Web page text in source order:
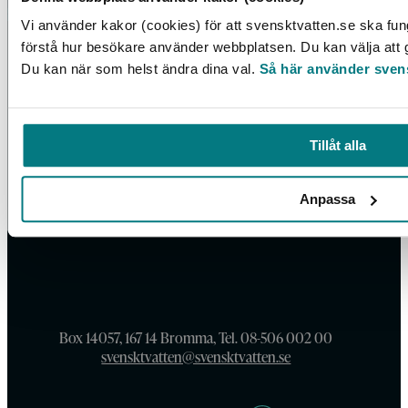
Vi använder kakor (cookies) för att svensktvatten.se ska
förstå hur besökare använder webbplatsen. Du kan välja att
Du kan när som helst ändra dina val. Så här använder
Tillåt alla
Anpassa
Box 14057, 167 14 Bromma, Tel. 08-506 002 00
svensktvatten@svensktvatten.se